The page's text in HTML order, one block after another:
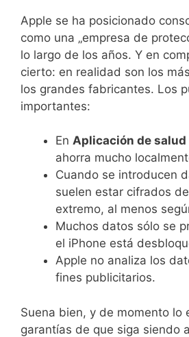
Apple se ha posicionado
como una „empresa de
lo largo de los años. Y en
cierto: en realidad son los
los grandes fabricantes. Los
importantes:
En Aplicación de salud
ahorra mucho
Cuando se introducen
suelen estar cifrados
extremo, al menos
Muchos datos sólo se
el iPhone está
Apple no analiza los
fines publicitarios.
Suena bien, y de momento lo
garantías de que siga siendo